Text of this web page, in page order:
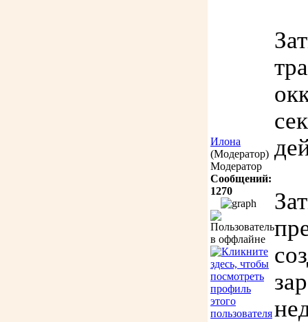
Илона
(Модератор)
Модератор
Сообщений:
1270